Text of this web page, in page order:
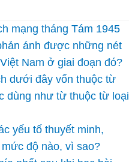
mạng tháng Tám 1945
ánh được những nét
Nam ở giai đoạn đó?
dưới đây vốn thuộc từ
dùng như từ thuộc từ loại
yếu tố thuyết minh,
độ nào, vì sao?